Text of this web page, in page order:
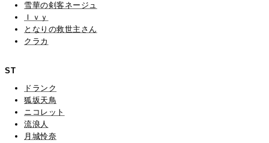
雪華の剣客ネージュ
Ｉｖｙ
となりの救世主さん
クラカ
ST
ドランク
狐坂天鳥
ニコレット
流浪人
月城怜奈